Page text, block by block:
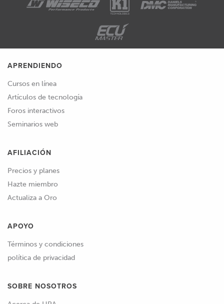
APRENDIENDO
Cursos en línea
Artículos de tecnología
Foros interactivos
Seminarios web
AFILIACIÓN
Precios y planes
Hazte miembro
Actualiza a Oro
APOYO
Términos y condiciones
política de privacidad
SOBRE NOSOTROS